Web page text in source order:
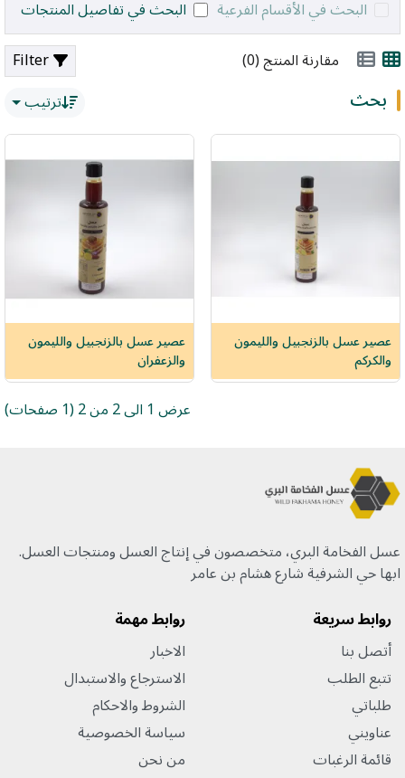
البحث في الأقسام الفرعية
البحث في تفاصيل المنتجات
Filter
مقارنة المنتج (0)
بحث ترتيب
عصير عسل بالزنجبيل والليمون
والكركم
عصير عسل بالزنجبيل والليمون
والزعفران
عرض 1 الى 2 من 2 (1 صفحات)
عسل الفخامة البري، متخصصون في إنتاج العسل ومنتجات العسل.
ابها حي الشرفية شارع هشام بن عامر
روابط سريعة
أتصل بنا
تتبع الطلب
طلباتي
عناويني
قائمة الرغبات
روابط مهمة
الاخبار
الاسترجاع والاستبدال
الشروط والاحكام
سياسة الخصوصية
من نحن